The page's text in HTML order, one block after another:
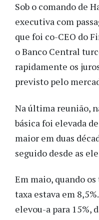
Sob o comando de
executiva com
que foi co-CEO do
o Banco Central
rapidamente os
previsto pelo
Na última reunião,
básica foi elevada
maior em duas
seguido desde as
Em maio, quando
taxa estava em
elevou-a para 15%,